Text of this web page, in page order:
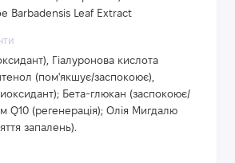
Barbadensis Leaf Extract
Гіалуронова кислота
(пом'якшує/заспокоює),
Бета-глюкан (заспокоює/
Q10 (регенерація); Олія Мигдалю
запалень).